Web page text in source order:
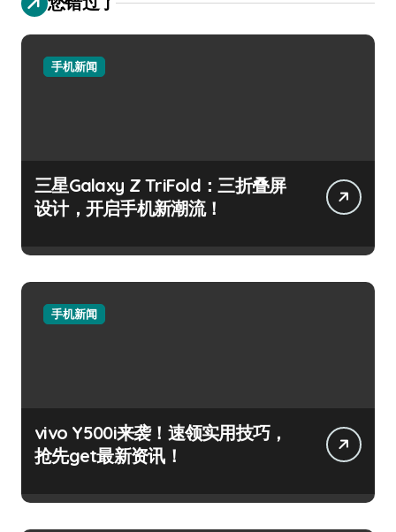
手机新闻
三星Galaxy Z TriFold：三折叠屏
设计，开启手机新潮流！
手机新闻
vivo Y500i来袭！速领实用技巧，
抢先get最新资讯！